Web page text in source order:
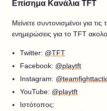
Επίσημα Κανάλια TFT
Μείνετε συντονισμένοι για τις
ενημερώσεις για το TFT
Twitter: @TFT
Facebook: @playtft
Instagram:
YouTube: @playtft
Ιστότοπος: